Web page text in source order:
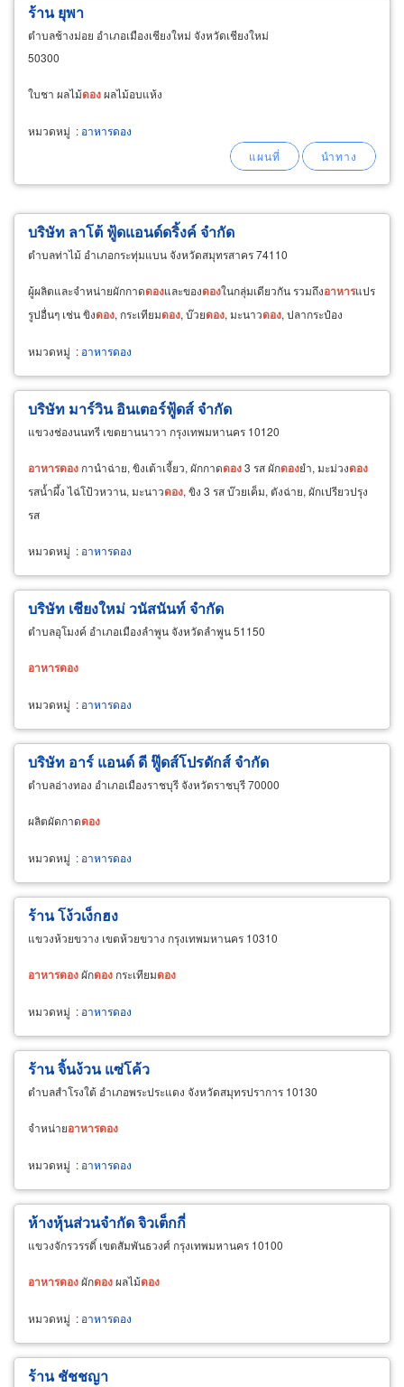
ร้าน ยุพา
ตำบลช้างม่อย อำเภอเมืองเชียงใหม่ จังหวัดเชียงใหม่
50300
ใบชา ผลไม้ดองผลไม้อบแห้ง
หมวดหมู่ : อาหารดอง
บริษัท ลาโต้ ฟู้ดแอนด์ดริ้งค์ จำกัด
ตำบลท่าไม้ อำเภอกระทุ่มแบน จังหวัดสมุทรสาคร 74110
ผู้ผลิตและจำหน่ายผักกาดดองและของดองในกลุ่มเดียวกัน รวมถึงอาหารแปร
รูปอื่นๆ เช่น ขิงดอง, กระเทียมดอง, บ๊วยดอง, มะนาวดอง, ปลากระป๋อง
หมวดหมู่ : อาหารดอง
บริษัท มาร์วิน อินเตอร์ฟู้ดส์ จำกัด
แขวงช่องนนทรี เขตยานนาวา กรุงเทพมหานคร 10120
อาหารดอง กานำฉ่าย, ขิงเต้าเจี้ยว, ผักกาดดอง3 รส ผักดองยำ, มะม่วงดอง
รสน้ำผึ้ง ไฉ่โป้วหวาน, มะนาวดอง, ขิง 3 รส บ๊วยเค็ม, ตังฉ่าย, ผักเปรียวปรุง
รส
หมวดหมู่ : อาหารดอง
บริษัท เชียงใหม่ วนัสนันท์ จำกัด
ตำบลอุโมงค์ อำเภอเมืองลำพูน จังหวัดลำพูน 51150
อาหารดอง
หมวดหมู่ : อาหารดอง
บริษัท อาร์ แอนด์ ดี ฟู๊ดส์โปรดักส์ จำกัด
ตำบลอ่างทอง อำเภอเมืองราชบุรี จังหวัดราชบุรี 70000
ผลิตผัดกาดดอง
หมวดหมู่ : อาหารดอง
ร้าน โง้วเง็กฮง
แขวงห้วยขวาง เขตห้วยขวาง กรุงเทพมหานคร 10310
อาหารดองผักดอง กระเทียมดอง
หมวดหมู่ : อาหารดอง
ร้าน จิ้นง้วน แซ่โค้ว
ตำบลสำโรงใต้ อำเภอพระประแดง จังหวัดสมุทรปราการ 10130
จำหน่ายอาหารดอง
หมวดหมู่ : อาหารดอง
ห้างหุ้นส่วนจำกัด จิวเต็กกี่
แขวงจักรวรรดิ์ เขตสัมพันธวงศ์ กรุงเทพมหานคร 10100
อาหารดองผักดองผลไม้ดอง
หมวดหมู่ : อาหารดอง
ร้าน ชัชชญา